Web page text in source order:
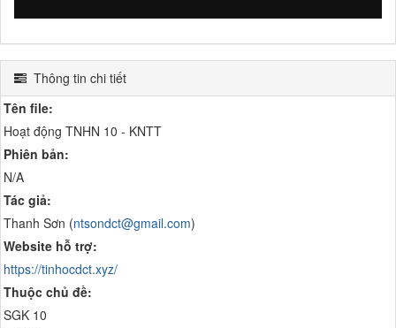
Thông tin chi tiết
Tên file:
Hoạt động TNHN 10 - KNTT
Phiên bản:
N/A
Tác giả:
Thanh Sơn (ntsondct@gmail.com)
Website hỗ trợ:
https://tinhocdct.xyz/
Thuộc chủ đề:
SGK 10